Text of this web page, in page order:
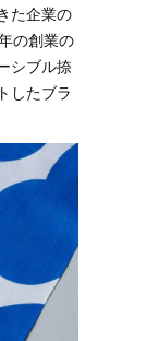
た企業の
の創業の
シブル捺
したブラ